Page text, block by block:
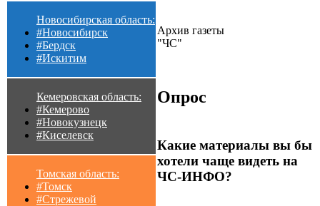
Новосибирская область:
#Новосибирск
#Бердск
#Искитим
Кемеровская область:
#Кемерово
#Новокузнецк
#Киселевск
Томская область:
#Томск
#Стрежевой
Архив газеты
"ЧС"
Опрос
Какие материалы вы бы
хотели чаще видеть на
ЧС-ИНФО?